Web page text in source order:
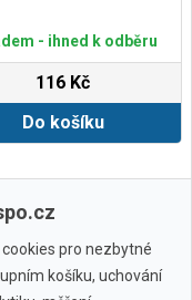
- ihned k odběru
116 Kč
Do košíku
pro nezbytné
košíku, uchování